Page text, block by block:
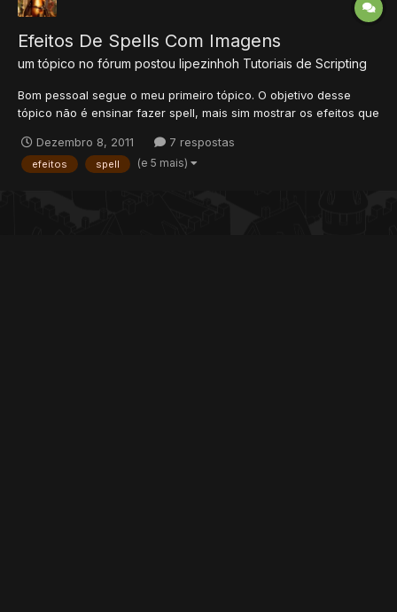
Efeitos De Spells Com Imagens
um tópico no fórum postou lipezinhoh Tutoriais de Scripting
Bom pessoal segue o meu primeiro tópico. O objetivo desse
tópico não é ensinar fazer spell, mais sim mostrar os efeitos que
facilidade de visualização resolvi colocar uma magia como
exemplo. 1° criando uma spell (eu usei essa c...
Dezembro 8, 2011 7 respostas
efeitos spell (e 5 mais)